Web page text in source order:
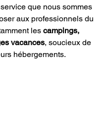
que nous sommes
aux professionnels du
les campings,
vacances, soucieux de
hébergements.